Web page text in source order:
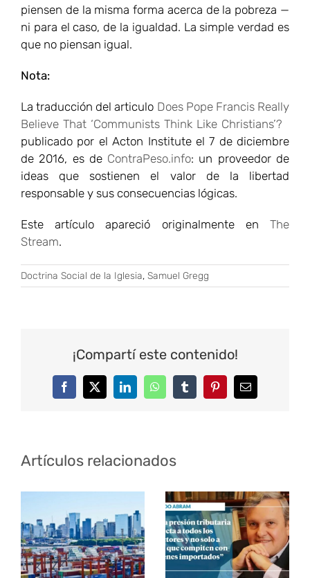
piensen de la misma forma acerca de la pobreza —
ni para el caso, de la igualdad. La simple verdad es
que no piensan igual.
Nota:
La traducción del articulo Does Pope Francis Really
Believe That ‘Communists Think Like Christians’?
publicado por el Acton Institute el 7 de diciembre
de 2016, es de ContraPeso.info: un proveedor de
ideas que sostienen el valor de la libertad
responsable y sus consecuencias lógicas.
Este artículo apareció originalmente en The
Stream.
Doctrina Social de la Iglesia, Samuel Gregg
¡Compartí este contenido!
FacebookTwitterLinkedInWhatsAppTumblrPinterestCorreo
Artículos relacionados